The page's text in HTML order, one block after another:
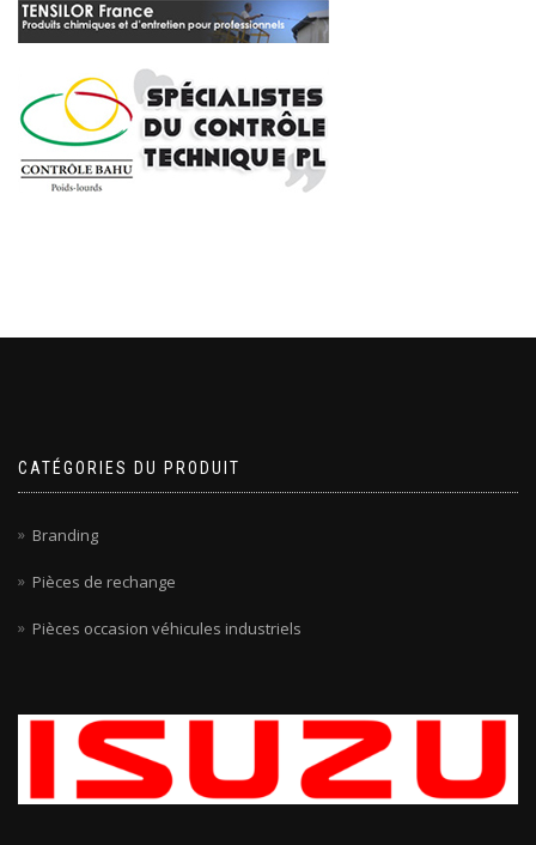
CATÉGORIES DU PRODUIT
Branding
Pièces de rechange
Pièces occasion véhicules industriels